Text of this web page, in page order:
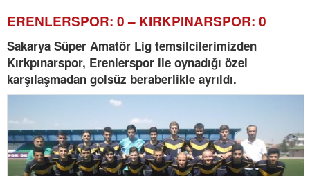
ERENLERSPOR: 0 – KIRKPINARSPOR: 0
Sakarya Süper Amatör Lig temsilcilerimizden
Kırkpınarspor, Erenlerspor ile oynadığı özel
karşılaşmadan golsüz beraberlikle ayrıldı.